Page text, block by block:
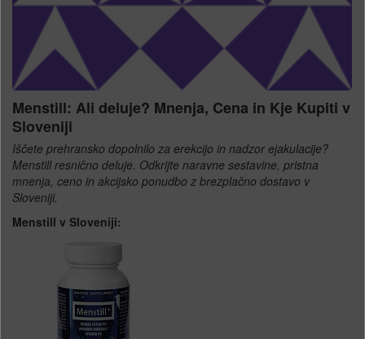
Menstill: Ali deluje? Mnenja, Cena in Kje Kupiti v
Sloveniji
Iščete prehransko dopolnilo za erekcijo in nadzor ejakulacije?
Menstill resnično deluje. Odkrijte naravne sestavine, pristna
mnenja, ceno in akcijsko ponudbo z brezplačno dostavo v
Sloveniji.
Menstill v Sloveniji: